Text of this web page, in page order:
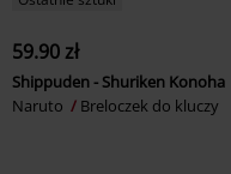
59.90 zł
Shippuden - Shuriken Konoha
Naruto
Breloczek do kluczy